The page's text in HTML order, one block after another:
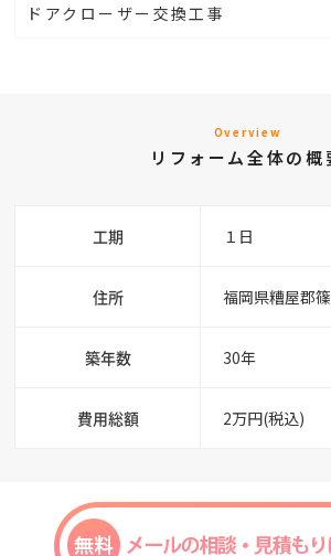
ドアクローザー交換工事
Overview
リフォーム全体の概
工期 １日
住所 福岡県糟屋郡
築年数 30年
費用総額 2万円(税込)